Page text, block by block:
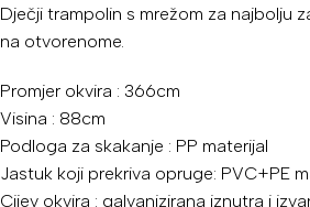
Dječji trampolin s mrežom za najbolju
na otvorenome.
Promjer okvira : 366cm
Visina : 88cm
Podloga za skakanje : PP materijal
Jastuk koji prekriva opruge: PVC+PE
Cijev okvira : galvanizirana iznutra i